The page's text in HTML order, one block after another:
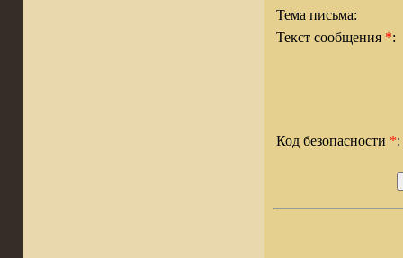
Тема письма:
Текст сообщения *:
Код безопасности *: